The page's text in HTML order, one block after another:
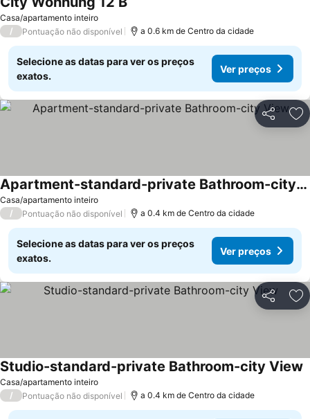
Casa/apartamento inteiro
/ Pontuação não disponível a 0.6 km de Centro da cidade
Selecione as datas para ver os preços
exatos.
Ver preços
Partilhar
Casa/apartamento inteiro
Apartment-standard-private Bathroom-city View
/ Pontuação não disponível a 0.4 km de Centro da cidade
Selecione as datas para ver os preços
exatos.
Ver preços
Partilhar
Casa/apartamento inteiro
Studio-standard-private Bathroom-city View
/ Pontuação não disponível a 0.4 km de Centro da cidade